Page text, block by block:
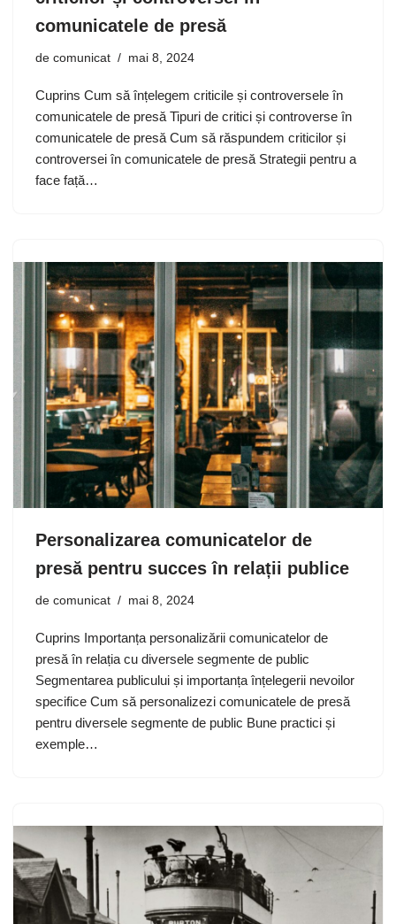
comunicatele de presă
de comunicat mai 8, 2024
Cuprins Cum să înțelegem criticile și controversele în
comunicatele de presă Tipuri de critici și controverse în
comunicatele de presă Cum să răspundem criticilor și
controversei în comunicatele de presă Strategii pentru a
face față…
Personalizarea comunicatelor de
presă pentru succes în relații publice
de comunicat mai 8, 2024
Cuprins Importanța personalizării comunicatelor de
presă în relația cu diversele segmente de public
Segmentarea publicului și importanța înțelegerii nevoilor
specifice Cum să personalizezi comunicatele de presă
pentru diversele segmente de public Bune practici și
exemple…